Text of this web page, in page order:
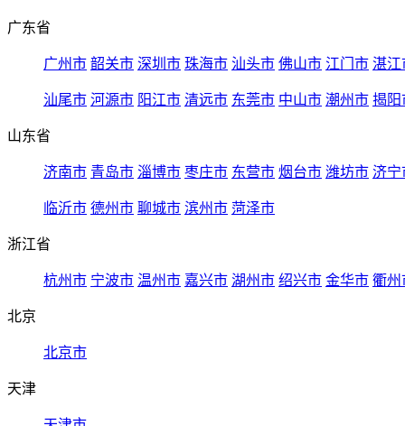
广东省
广州市 韶关市 深圳市 珠海市 汕头市 佛山市 江门市 湛江
汕尾市 河源市 阳江市 清远市 东莞市 中山市 潮州市 揭阳
山东省
济南市 青岛市 淄博市 枣庄市 东营市 烟台市 潍坊市 济宁
临沂市 德州市 聊城市 滨州市 菏泽市
浙江省
杭州市 宁波市 温州市 嘉兴市 湖州市 绍兴市 金华市 衢州
北京
北京市
天津